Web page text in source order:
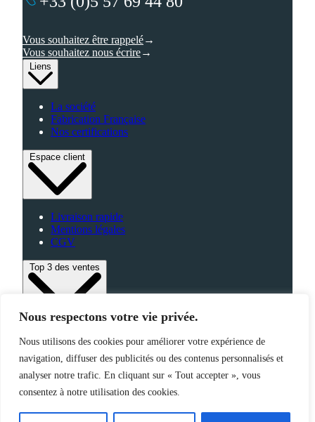
Nous respectons votre vie privée.
Nous utilisons des cookies pour améliorer votre expérience de
navigation, diffuser des publicités ou des contenus personnalisés et
analyser notre trafic. En cliquant sur « Tout accepter », vous
consentez à notre utilisation des cookies.
Liens
La société
Fabrication Française
Nos certifications
Espace client
Livraison rapide
Mentions légales
CGV
Top 3 des ventes
High-Tech
Fabriqué en France
Vous souhaitez être rappelé
Vous souhaitez nous écrire
©2025 Jemapub – Tous droits réservés